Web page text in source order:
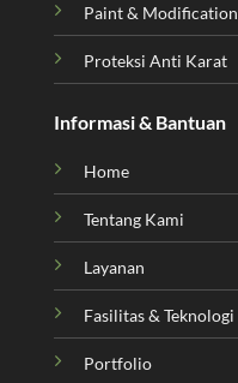
Paint & Modification
Proteksi Anti Karat
Informasi & Bantuan
Home
Tentang Kami
Layanan
Fasilitas & Teknologi
Portfolio